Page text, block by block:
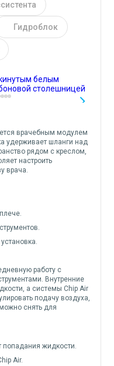
Гидроблок
врачебным модулем
удерживает шланги над
рядом с креслом,
настроить
врача.
работу с
Внутренние
а системы Chip Air
подачу воздуха,
снять для
попадания жидкости.
Air.